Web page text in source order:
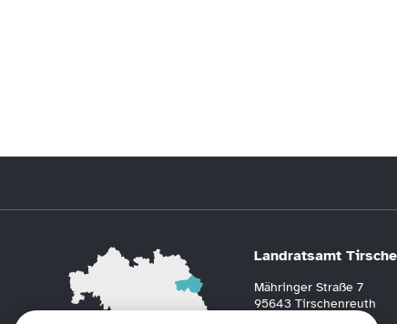
Landratsamt
Mähringer Straße 7
95643 Tirschenreuth